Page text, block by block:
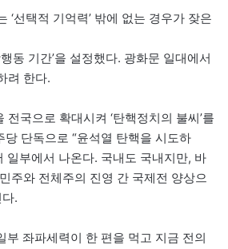
‘선택적 기억력’ 밖에 없는 경우가 잦은
동 기간’을 설정했다. 광화문 일대에서
려 한다.
국으로 확대시켜 ‘탄핵정치의 불씨’를
당 단독으로 “윤석열 탄핵을 시도하
일부에서 나온다. 국내도 국내지만, 바
주와 전체주의 진영 간 국제전 양상으
.
좌파세력이 한 편을 먹고 지금 전의